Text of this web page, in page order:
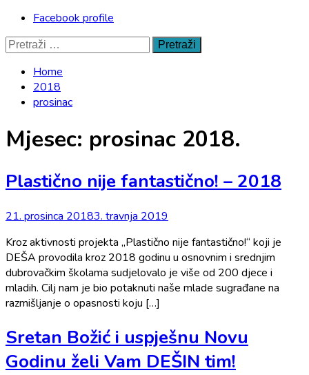
Facebook profile
Pretraži:
Home
2018
prosinac
Mjesec: prosinac 2018.
Plastično nije fantastično! – 2018
21. prosinca 20183. travnja 2019
Kroz aktivnosti projekta „Plastično nije fantastično!“ koji je
DEŠA provodila kroz 2018 godinu u osnovnim i srednjim
dubrovačkim školama sudjelovalo je više od 200 djece i
mladih. Cilj nam je bio potaknuti naše mlade sugrađane na
razmišljanje o opasnosti koju […]
Sretan Božić i uspješnu Novu
Godinu želi Vam DEŠIN tim!